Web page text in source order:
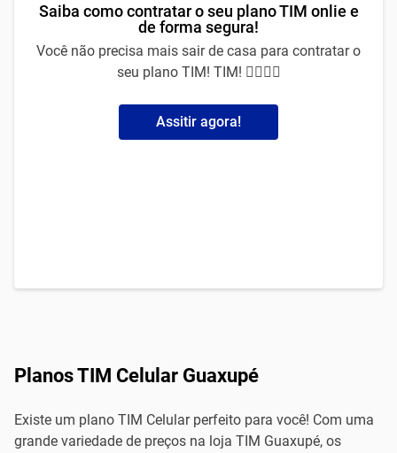
Saiba como contratar o seu plano TIM onlie e
de forma segura!
Você não precisa mais sair de casa para contratar o
seu plano TIM! TIM! 🙅‍♀️🙅‍♂️
Assitir agora!
Planos TIM Celular Guaxupé
Existe um plano TIM Celular perfeito para você! Com uma
grande variedade de preços na loja TIM Guaxupé, os